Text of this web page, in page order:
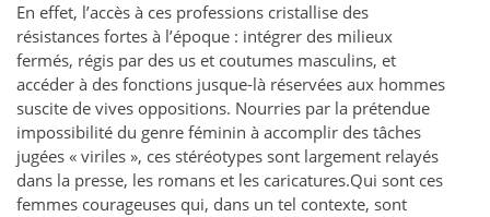
En effet, l’accès à ces professions cristallise des
résistances fortes à l’époque : intégrer des milieux
fermés, régis par des us et coutumes masculins, et
accéder à des fonctions jusque-là réservées aux hommes
suscite de vives oppositions. Nourries par la prétendue
impossibilité du genre féminin à accomplir des tâches
jugées « viriles », ces stéréotypes sont largement relayés
dans la presse, les romans et les caricatures.Qui sont ces
femmes courageuses qui, dans un tel contexte, sont